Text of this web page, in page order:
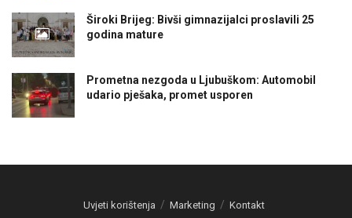
Široki Brijeg: Bivši gimnazijalci proslavili 25
godina mature
Prometna nezgoda u Ljubuškom: Automobil
udario pješaka, promet usporen
Uvjeti korištenja Marketing Kontakt